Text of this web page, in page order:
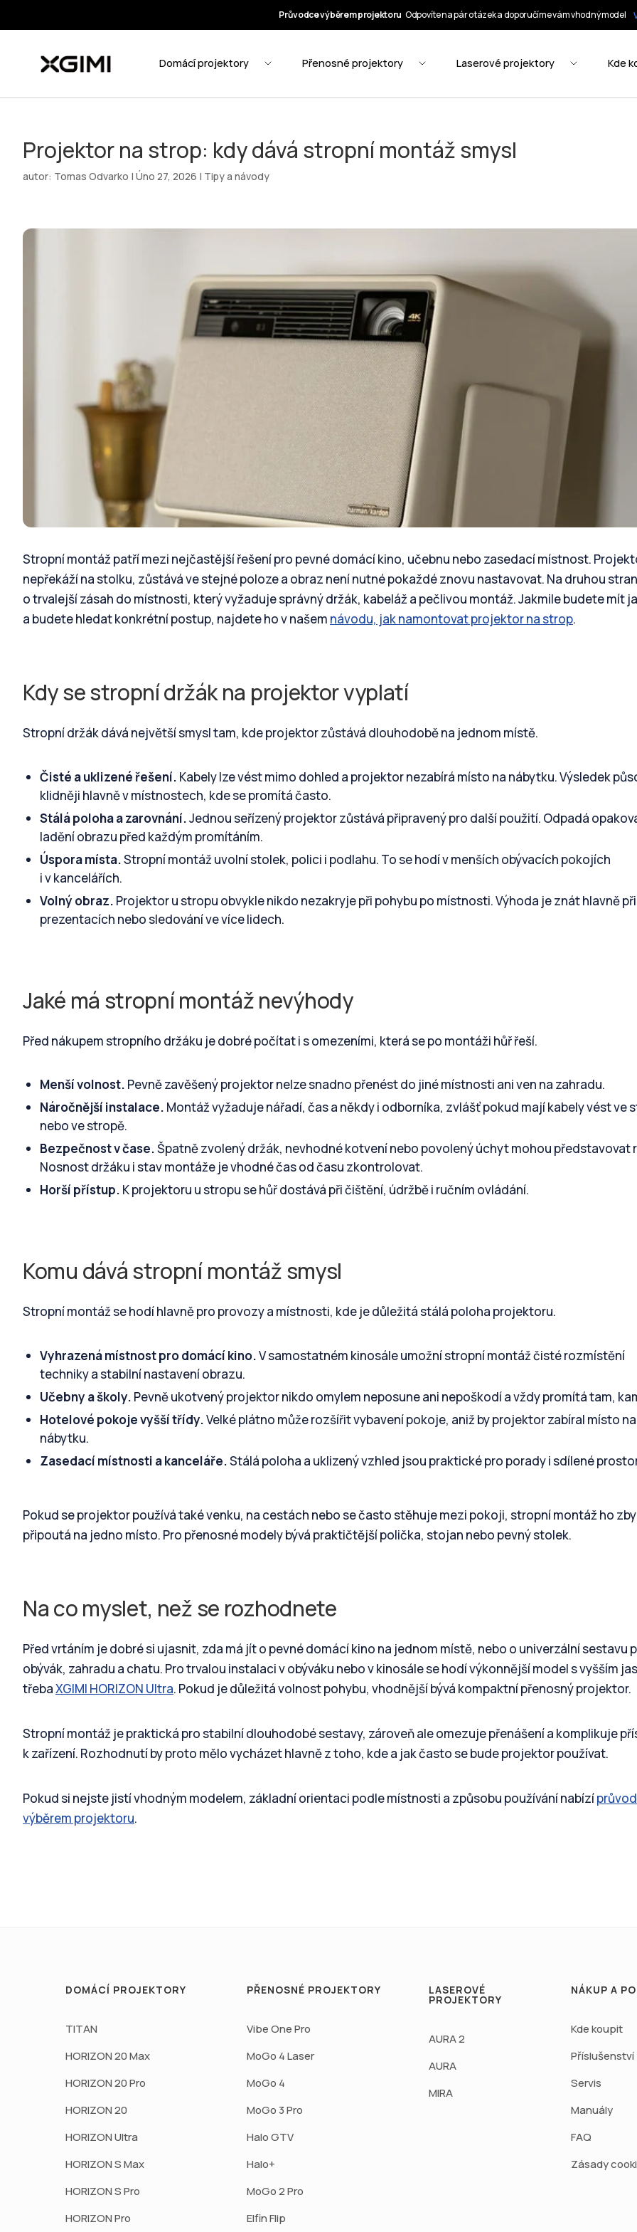
Projektor na strop: kdy dává stropní montáž smysl
autor: Tomas Odvarko | Úno 27, 2026 | Tipy a návody
Stropní montáž patří mezi nejčastější řešení pro pevné domácí kino, učebnu nebo zasedací místnost.
nepřekáží na stolku, zůstává ve stejné poloze a obraz není nutné pokaždé znovu nastavovat. Na druhou
o trvalejší zásah do místnosti, který vyžaduje správný držák, kabeláž a pečlivou montáž. Jakmile budete mít
a budete hledat konkrétní postup, najdete ho v našem návodu, jak namontovat projektor na strop.
Kdy se stropní držák na projektor vyplatí
Stropní držák dává největší smysl tam, kde projektor zůstává dlouhodobě na jednom místě.
Čisté a uklizené řešení. Kabely lze vést mimo dohled a projektor nezabírá místo na nábytku. Výsledek
klidněji hlavně v místnostech, kde se promítá často.
Stálá poloha a zarovnání.Jednou seřízený projektor zůstává připravený pro další použití. Odpadá
ladění obrazu před každým promítáním.
Úspora místa.Stropní montáž uvolní stolek, polici i podlahu. To se hodí v menších obývacích pokojích
i v kancelářích.
Volný obraz. Projektor u stropu obvykle nikdo nezakryje při pohybu po místnosti. Výhoda je znát hlavně při
prezentacích nebo sledování ve více lidech.
Jaké má stropní montáž nevýhody
Před nákupem stropního držáku je dobré počítat i s omezeními, která se po montáži hůř řeší.
Menší volnost. Pevně zavěšený projektor nelze snadno přenést do jiné místnosti ani ven na zahradu.
Náročnější instalace. Montáž vyžaduje nářadí, čas a někdy i odborníka, zvlášť pokud mají kabely vést ve
nebo ve stropě.
Bezpečnost v čase.Špatně zvolený držák, nevhodné kotvení nebo povolený úchyt mohou představovat
Nosnost držáku i stav montáže je vhodné čas od času zkontrolovat.
Horší přístup. K projektoru u stropu se hůř dostává při čištění, údržbě i ručním ovládání.
Komu dává stropní montáž smysl
Stropní montáž se hodí hlavně pro provozy a místnosti, kde je důležitá stálá poloha projektoru.
Vyhrazená místnost pro domácí kino.V samostatném kinosále umožní stropní montáž čisté rozmístění
techniky a stabilní nastavení obrazu.
Učebny a školy. Pevně ukotvený projektor nikdo omylem neposune ani nepoškodí a vždy promítá tam,
Hotelové pokoje vyšší třídy.Velké plátno může rozšířit vybavení pokoje, aniž by projektor zabíral místo na
nábytku.
Zasedací místnosti a kanceláře.Stálá poloha a uklizený vzhled jsou praktické pro porady i sdílené
Pokud se projektor používá také venku, na cestách nebo se často stěhuje mezi pokoji, stropní montáž ho
připoutá na jedno místo. Pro přenosné modely bývá praktičtější polička, stojan nebo pevný stolek.
Na co myslet, než se rozhodnete
Před vrtáním je dobré si ujasnit, zda má jít o pevné domácí kino na jednom místě, nebo o univerzální sestavu
obývák, zahradu a chatu. Pro trvalou instalaci v obýváku nebo v kinosále se hodí výkonnější model s vyšším
třebaXGIMI HORIZON Ultra. Pokud je důležitá volnost pohybu, vhodnější bývá kompaktní přenosný projektor.
Stropní montáž je praktická pro stabilní dlouhodobé sestavy, zároveň ale omezuje přenášení a komplikuje
k zařízení. Rozhodnutí by proto mělo vycházet hlavně z toho, kde a jak často se bude projektor používat.
Pokud si nejste jistí vhodným modelem, základní orientaci podle místnosti a způsobu používání nabízí
výběrem projektoru.
DOMÁCÍ PROJEKTORY
TITAN
HORIZON 20 Max
HORIZON 20 Pro
HORIZON 20
HORIZON Ultra
HORIZON S Max
HORIZON S Pro
HORIZON Pro
PŘENOSNÉ PROJEKTORY
Vibe One Pro
MoGo 4 Laser
MoGo 4
MoGo 3 Pro
Halo GTV
Halo+
MoGo 2 Pro
Elfin Flip
LASEROVÉ
PROJEKTORY
AURA 2
AURA
MIRA
NÁKUP A
Kde koupit
Příslušenství
Servis
Manuály
FAQ
Zásady